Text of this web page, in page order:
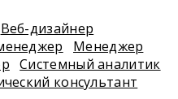
Веб-дизайнер
Менеджер
Системный аналитик
консультант